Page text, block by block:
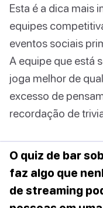
Esta é a dica mais
equipes
eventos sociais
A equipe que está
joga melhor de
excesso de
recordação de
O quiz de bar
faz algo que
de streaming